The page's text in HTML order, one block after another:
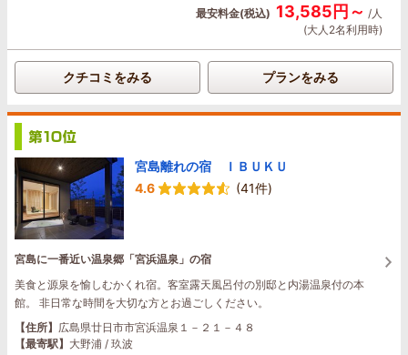
最安料金(税込) 13,585円～ /人
(大人2名利用時)
クチコミをみる プランをみる
宮島離れの宿 ＩＢＵＫＵ
4.6
(41件)
宮島に一番近い温泉郷「宮浜温泉」の宿
美食と源泉を愉しむかくれ宿。客室露天風呂付の別邸と内湯温泉付の本
館。 非日常な時間を大切な方とお過ごしください。
【住所】 広島県廿日市市宮浜温泉１－２１－４８
【最寄駅】 大野浦 / 玖波